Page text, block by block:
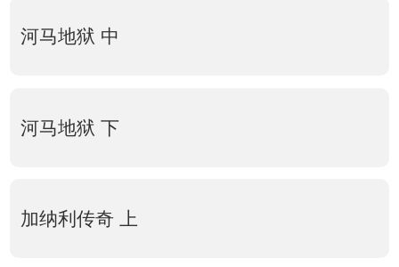
河马地狱 中
河马地狱 下
加纳利传奇 上